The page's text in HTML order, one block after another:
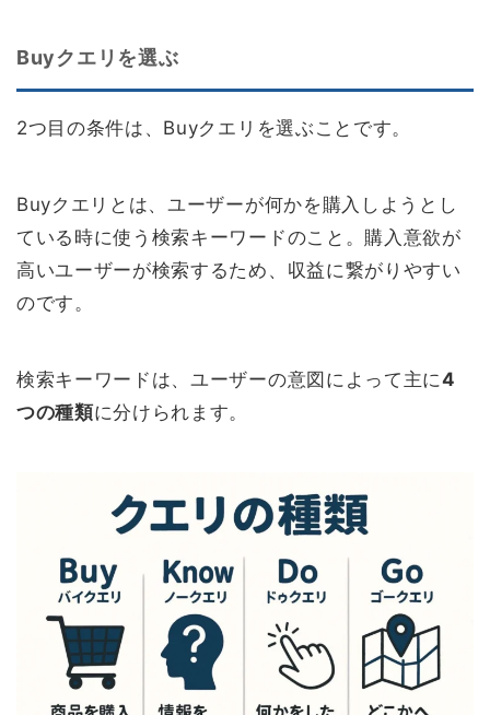
Buyクエリを選ぶ
2つ目の条件は、Buyクエリを選ぶことです。
Buyクエリとは、ユーザーが何かを購入しようとし
ている時に使う検索キーワードのこと。購入意欲が
高いユーザーが検索するため、収益に繋がりやすい
のです。
検索キーワードは、ユーザーの意図によって主に4
つの種類に分けられます。